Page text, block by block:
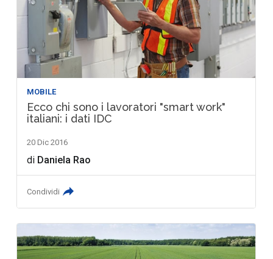
MOBILE
Ecco chi sono i lavoratori "smart work"
italiani: i dati IDC
20 Dic 2016
di Daniela Rao
Condividi